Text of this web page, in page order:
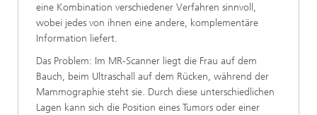
eine Kombination verschiedener Verfahren sinnvoll,
wobei jedes von ihnen eine andere, komplementäre
Information liefert.
Das Problem: Im MR-Scanner liegt die Frau auf dem
Bauch, beim Ultraschall auf dem Rücken, während der
Mammographie steht sie. Durch diese unterschiedlichen
Lagen kann sich die Position eines Tumors oder einer